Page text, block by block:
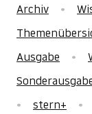
Archiv
Ausgabe
stern+